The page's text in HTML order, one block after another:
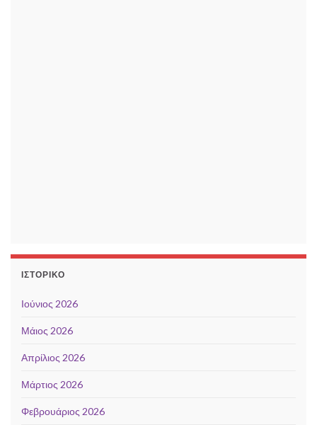
ΙΣΤΟΡΙΚΌ
Ιούνιος 2026
Μάιος 2026
Απρίλιος 2026
Μάρτιος 2026
Φεβρουάριος 2026